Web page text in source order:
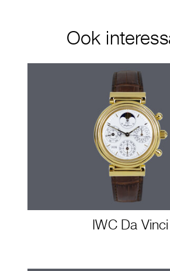
Ook
IWC Da Vinci